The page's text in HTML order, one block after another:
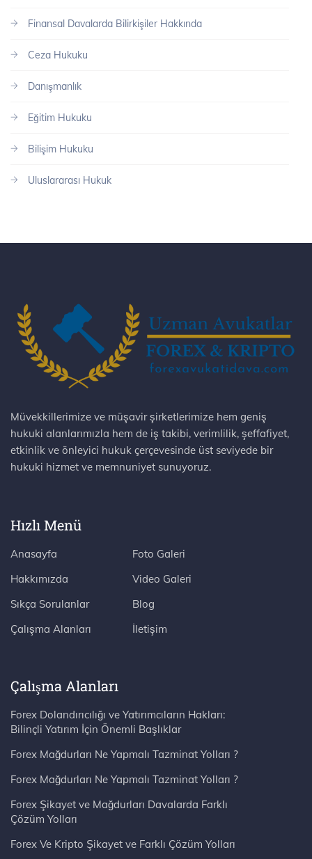
Finansal Davalarda Bilirkişiler Hakkında
Ceza Hukuku
Danışmanlık
Eğitim Hukuku
Bilişim Hukuku
Uluslararası Hukuk
Müvekkillerimize ve müşavir şirketlerimize hem geniş
hukuki alanlarımızla hem de iş takibi, verimlilik, şeffafiyet,
etkinlik ve önleyici hukuk çerçevesinde üst seviyede bir
hukuki hizmet ve memnuniyet sunuyoruz.
Hızlı Menü
Anasayfa
Hakkımızda
Sıkça Sorulanlar
Çalışma Alanları
Foto Galeri
Video Galeri
Blog
İletişim
Çalışma Alanları
Forex Dolandırıcılığı ve Yatırımcıların Hakları:
Bilinçli Yatırım İçin Önemli Başlıklar
Forex Mağdurları Ne Yapmalı Tazminat Yolları ?
Forex Mağdurları Ne Yapmalı Tazminat Yolları ?
Forex Şikayet ve Mağdurları Davalarda Farklı
Çözüm Yolları
Forex Ve Kripto Şikayet ve Farklı Çözüm Yolları